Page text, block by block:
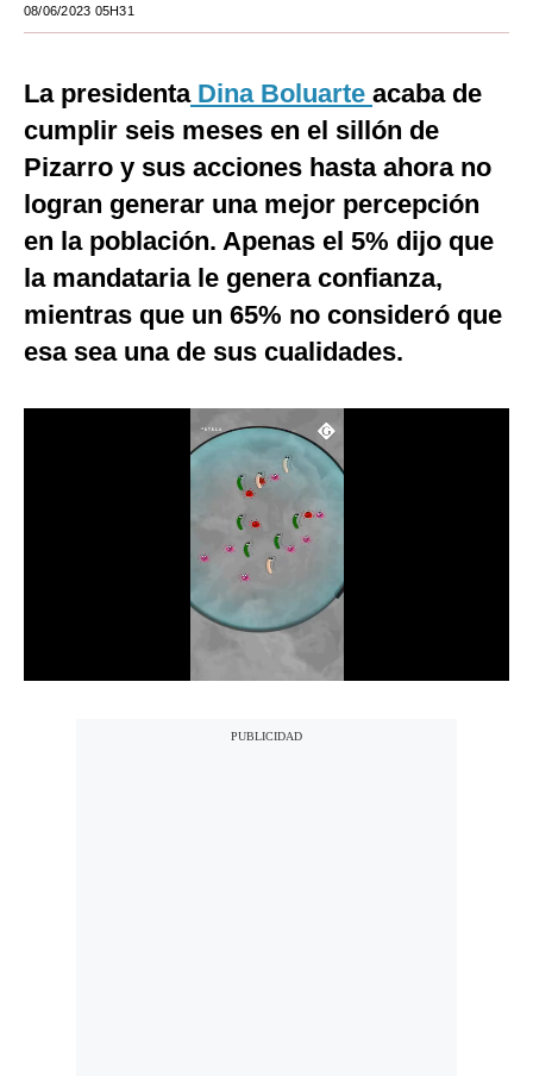
Estilos
Mundo
EEUU
México
España
Internacional
Tecnología
08/06/2023 05H31
La presidentaDina Boluarte acaba de
cumplir seis meses en el sillón de
Pizarro y sus acciones hasta ahora no
logran generar una mejor percepción
en la población. Apenas el 5% dijo que
la mandataria le genera confianza,
mientras que un 65% no consideró que
esa sea una de sus cualidades.